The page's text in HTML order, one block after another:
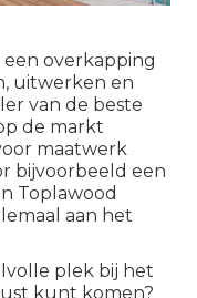
overkapping
uitwerken en
van de beste
de markt
maatwerk
bijvoorbeeld een
Toplawood
aan het
plek bij het
kunt komen?